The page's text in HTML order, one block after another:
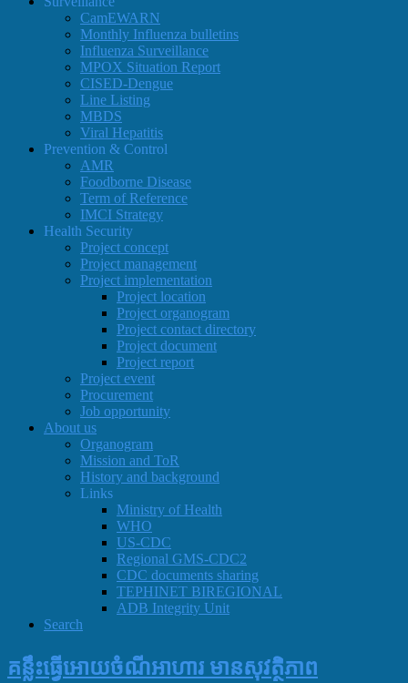
CamEWARN
Monthly Influenza bulletins
Influenza Surveillance
MPOX Situation Report
CISED-Dengue
Line Listing
MBDS
Viral Hepatitis
Prevention & Control
AMR
Foodborne Disease
Term of Reference
IMCI Strategy
Health Security
Project concept
Project management
Project implementation
Project location
Project organogram
Project contact directory
Project document
Project report
Project event
Procurement
Job opportunity
About us
Organogram
Mission and ToR
History and background
Links
Ministry of Health
WHO
US-CDC
Regional GMS-CDC2
CDC documents sharing
TEPHINET BIREGIONAL
ADB Integrity Unit
Search
គន្លឹះធ្វើអោយចំណីអាហារ មានសុវត្ថិភាព